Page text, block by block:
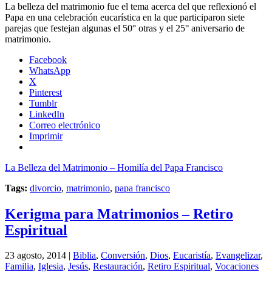
La belleza del matrimonio fue el tema acerca del que reflexionó el
Papa en una celebración eucarística en la que participaron siete
parejas que festejan algunas el 50° otras y el 25° aniversario de
matrimonio.
Facebook
WhatsApp
X
Pinterest
Tumblr
LinkedIn
Correo electrónico
Imprimir
La Belleza del Matrimonio – Homilía del Papa Francisco
Tags: divorcio, matrimonio, papa francisco
Kerigma para Matrimonios – Retiro
Espiritual
23 agosto, 2014 | Biblia, Conversión, Dios, Eucaristía, Evangelizar,
Familia, Iglesia, Jesús, Restauración, Retiro Espiritual, Vocaciones